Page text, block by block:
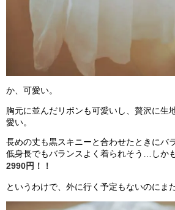
か、可愛い。
胸元に並んだリボンも可愛いし、贅沢に生
愛い。
長めの丈も黒スキニーと合わせたときにバ
低身長でもバランスよく着られそう…しかも
2990円！！
というわけで、外に行く予定もないのにま